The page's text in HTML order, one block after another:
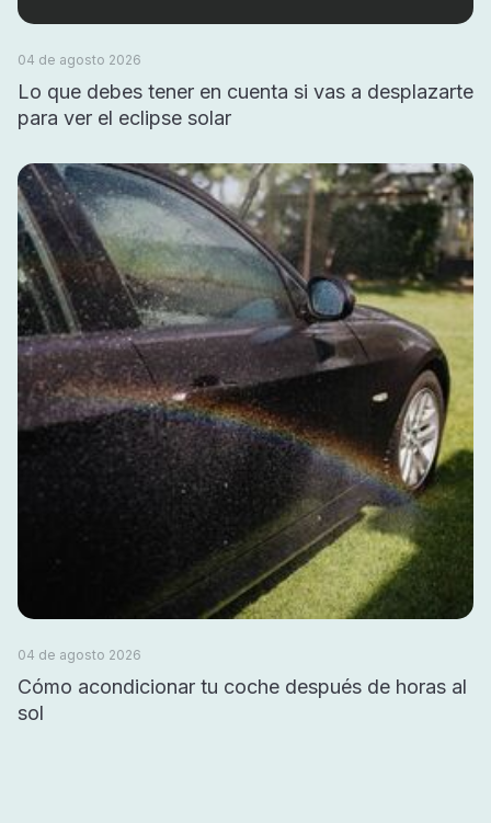
04 de agosto 2026
Lo que debes tener en cuenta si vas a desplazarte
para ver el eclipse solar
04 de agosto 2026
Cómo acondicionar tu coche después de horas al
sol